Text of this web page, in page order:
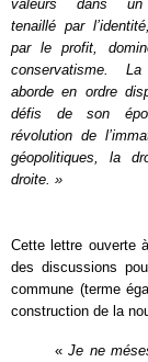
valeurs dans un
tenaillé par
par le profit,
conservatisme.
aborde en ordre
défis de son
révolution de
géopolitiques, la
droite. »
Cette lettre ouverte
des discussions
commune (terme
construction de la
«Je ne